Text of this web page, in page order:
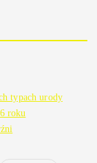
typach urody
roku